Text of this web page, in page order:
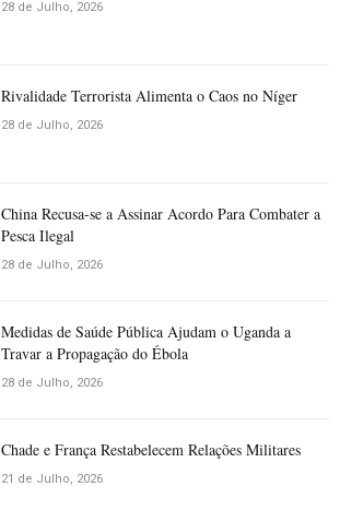
28 de Julho, 2026
Rivalidade Terrorista Alimenta o Caos no Níger
28 de Julho, 2026
China Recusa-se a Assinar Acordo Para Combater a
Pesca Ilegal
28 de Julho, 2026
Medidas de Saúde Pública Ajudam o Uganda a
Travar a Propagação do Ébola
28 de Julho, 2026
Chade e França Restabelecem Relações Militares
21 de Julho, 2026